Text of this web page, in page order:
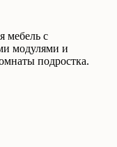
мебель с
модулями и
подростка.